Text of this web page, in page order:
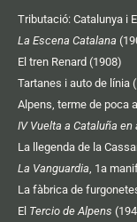
Tributació: Catalunya i
La Escena Catalana
El tren Renard (1908)
Tartanes i auto de línia
Alpens, terme de poca
IV Vuelta a Cataluña en
La llegenda de la
La Vanguardia , 1a
La fàbrica de
El Tercio de Alpens